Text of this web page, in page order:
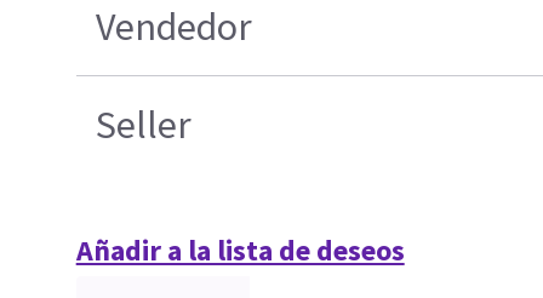
Vendedor
Seller
Añadir a la lista de deseos